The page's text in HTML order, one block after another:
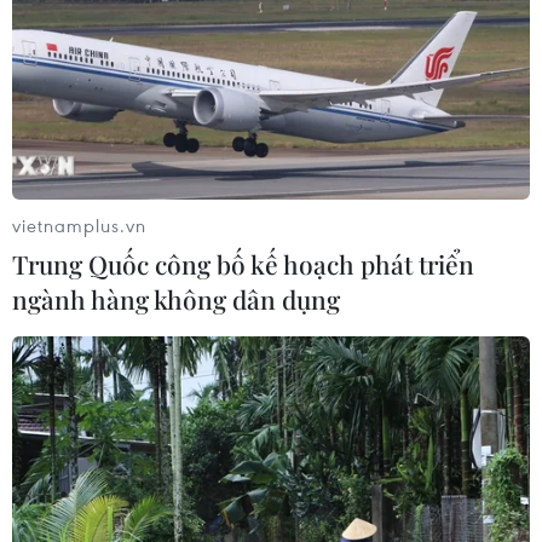
07/08/2026 10:56
Thụy Sĩ khó đạt mục tiêu giảm phát
thải khí nhà kính vào năm 2030
07/08/2026 09:42
Bão Dolphin càn quét các đảo miền
Nam Nhật Bản, sân bay Okinawa
phải đóng cửa
07/08/2026 09:10
Từ ngày 9/8, cảnh báo nắng nóng
diện rộng ở khu vực Bắc Bộ và Trung
Bộ
vietnamplus.vn
Trung Quốc công bố kế hoạch phát triển
ngành hàng không dân dụng